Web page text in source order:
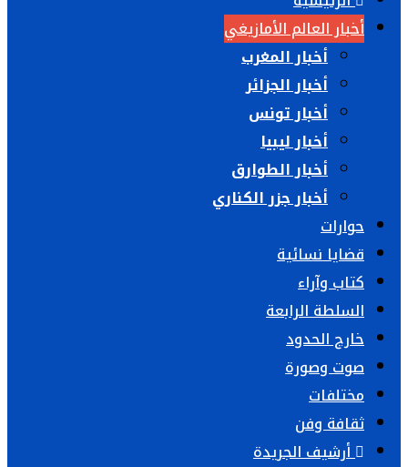
أخبار العالم الأمازيغي
أخبار المغرب
أخبار الجزائر
أخبار تونس
أخبار ليبيا
أخبار الطوارق
أخبار جزر الكناري
حوارات
قضايا نسائية
كتاب وآراء
السلطة الرابعة
خارج الحدود
صوت وصورة
مختلفات
ثقافة وفن
أرشيف الجريدة